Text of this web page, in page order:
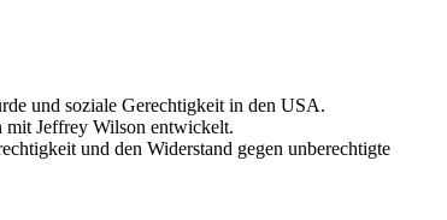
und soziale Gerechtigkeit in den USA.
mit Jeffrey Wilson entwickelt.
und den Widerstand gegen unberechtigte